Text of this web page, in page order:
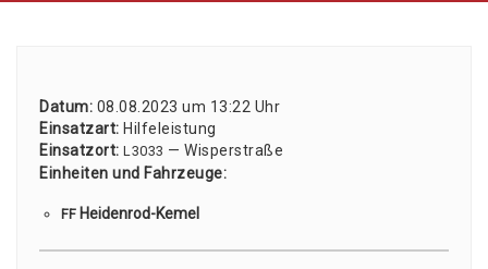
Datum: 08.08.2023 um 13:22 Uhr
Ein­satz­art: Hil­fe­leis­tung
Ein­satz­ort: L3033 — Wis­per­stra­ße
Ein­hei­ten und Fahr­zeu­ge:
FF Hei­den­rod-Kemel